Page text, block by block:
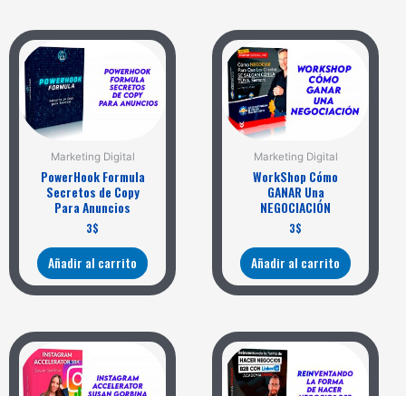
Marketing Digital
PowerHook Formula
Secretos de Copy
Para Anuncios
3$
Añadir al carrito
Marketing Digital
WorkShop Cómo
GANAR Una
NEGOCIACIÓN
3$
Añadir al carrito